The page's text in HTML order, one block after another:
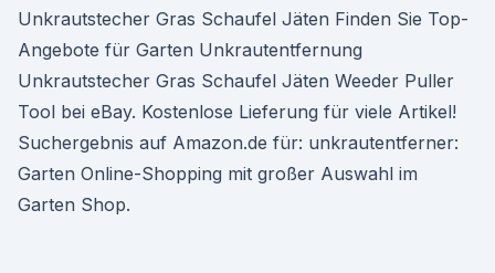
Unkrautstecher Gras Schaufel Jäten Finden Sie Top-
Angebote für Garten Unkrautentfernung
Unkrautstecher Gras Schaufel Jäten Weeder Puller
Tool bei eBay. Kostenlose Lieferung für viele Artikel!
Suchergebnis auf Amazon.de für: unkrautentferner:
Garten Online-Shopping mit großer Auswahl im
Garten Shop.